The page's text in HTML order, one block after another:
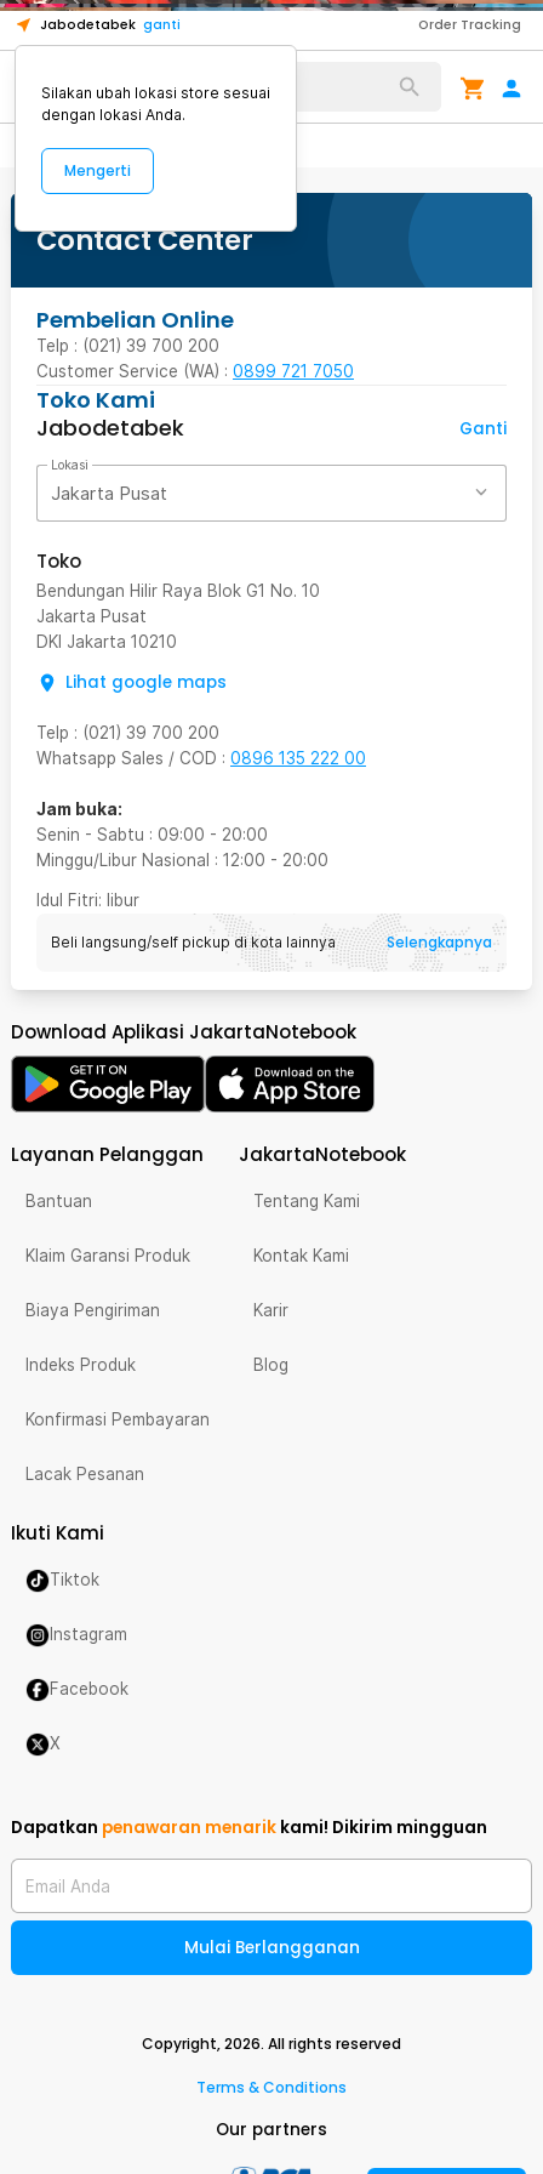
Jabodetabek ganti Order Tracking
Alat Kopi
elektrik ini dan buat video produk Anda makin kece! 1
mengakibatkan rasa gatal dan iritasi pada kulit.
Contact Center
Pembelian Online
Telp : (021) 39 700 200
Customer Service (WA) : 0899 721 7050
Toko Kami
Jabodetabek
Ganti
Lokasi
Jakarta Pusat
Toko
Bendungan Hilir Raya Blok G1 No. 10
Jakarta Pusat
DKI Jakarta 10210
Lihat google maps
Telp : (021) 39 700 200
Whatsapp Sales / COD : 0896 135 222 00
Jam buka:
Senin - Sabtu : 09:00 - 20:00
Minggu/Libur Nasional : 12:00 - 20:00
Idul Fitri: libur
Beli langsung/self pickup di kota lainnya Selengkapnya
Download Aplikasi JakartaNotebook
Layanan Pelanggan
Bantuan
Klaim Garansi Produk
Biaya Pengiriman
Indeks Produk
Konfirmasi Pembayaran
Lacak Pesanan
JakartaNotebook
Tentang Kami
Kontak Kami
Karir
Blog
Ikuti Kami
Tiktok
Instagram
Facebook
X
Dapatkan penawaran menarik kami! Dikirim mingguan
Email Anda
Mulai Berlangganan
Copyright,2026. All rights reserved
Terms & Conditions
Our partners
Silakan ubah lokasi store sesuai
dengan lokasi Anda.
Mengerti